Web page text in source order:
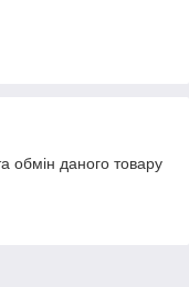
обмін даного товару